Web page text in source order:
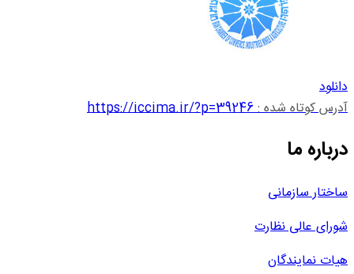
دانلود
آدرس کوتاه شده :https://iccima.ir/?p=39246
درباره ما
ساختار سازمانی
شورای عالی نظارت
هیات نمایندگان